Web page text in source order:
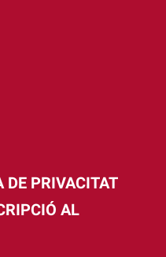
DE PRIVACITAT
AL